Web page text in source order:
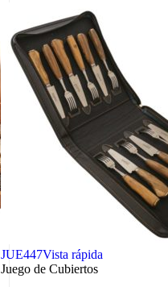
JUE447Vista rápida
Juego de Cubiertos